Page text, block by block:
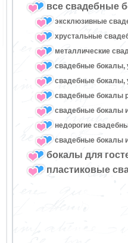
все свадебные
эксклюзивные
хрустальные
металлические
свадебные бокалы,
свадебные бокалы,
свадебные бокалы
свадебные бокалы
недорогие
свадебные бокалы
бокалы для
пластиковые